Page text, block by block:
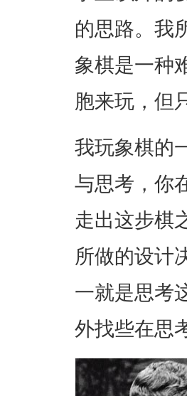
的思路。我
象棋是一种
胞来玩，但
我玩象棋的
与思考，你
走出这步棋
所做的设计
一就是思考
外找些在思